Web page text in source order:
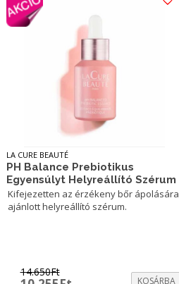
LA CURE BEAUTÉ
PH Balance Prebiotikus
Egyensúlyt Helyreállító Szérum
Kifejezetten az érzékeny bőr ápolására
ajánlott helyreállító szérum.
14.650Ft
KOSÁRBA